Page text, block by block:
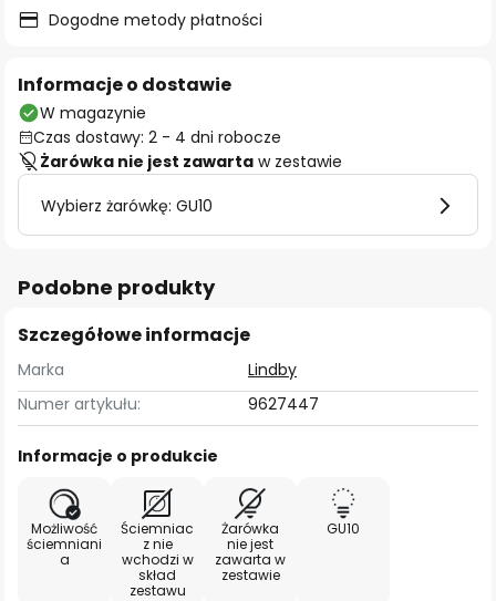
Dogodne metody płatności
Informacje o dostawie
W magazynie
Czas dostawy: 2 - 4 dni robocze
Żarówka nie jest zawarta w zestawie
Wybierz żarówkę: GU10
Podobne produkty
Szczegółowe informacje
Marka
Lindby
Numer artykułu:
9627447
Informacje o produkcie
Możliwość
ściemniani
a
Ściemniac
z nie
wchodzi w
skład
zestawu
Żarówka
nie jest
zawarta w
zestawie
GU10